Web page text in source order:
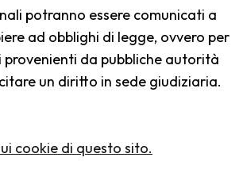
potranno essere comunicati a
ad obblighi di legge, ovvero per
provenienti da pubbliche autorità
un diritto in sede giudiziaria.
cookie di questo sito.